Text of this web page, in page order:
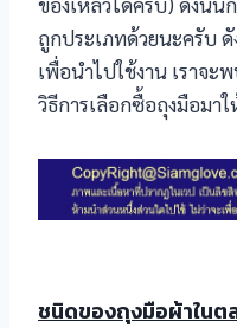
ถูกประเภทด้วยนะครับ
เพื่อนำไปใช้งาน เราจะ
วิธีการเลือกซื้อถุงมือมา
ชนิดของถุงมือผ้าในต